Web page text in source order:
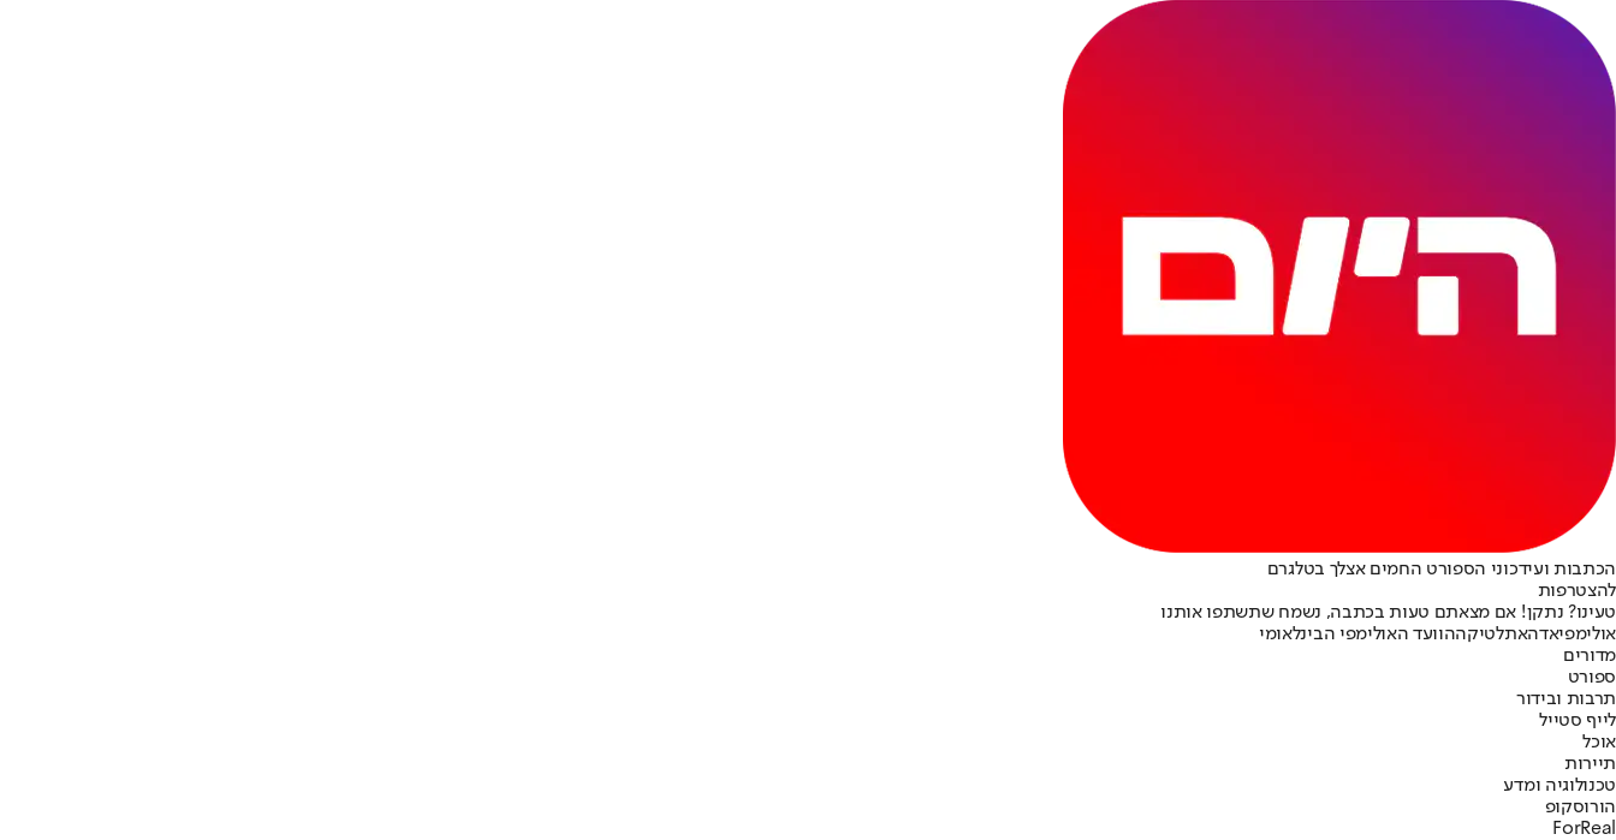
הכתבות ועידכוני הספורט החמים אצלך בטלגרם
להצטרפות
טעינו? נתקן! אם מצאתם טעות בכתבה, נשמח שתשתפו אותנו
אולימפיאדהאתלטיקההוועד האולימפי הבינלאומי
מדורים
ספורט
תרבות ובידור
לייף סטייל
אוכל
תיירות
טכנולוגיה ומדע
הורוסקופ
ForReal